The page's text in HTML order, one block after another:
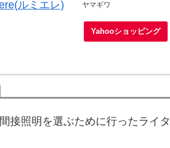
ヤマギワ
Yahooショッピング
間接照明を選ぶために行ったライ